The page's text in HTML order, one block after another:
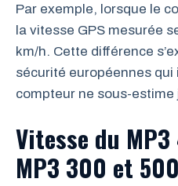
Par exemple, lorsque le
la vitesse GPS mesurée
km/h. Cette différence
sécurité européennes qui
compteur ne sous-
Vitesse du
MP3 300 et 500